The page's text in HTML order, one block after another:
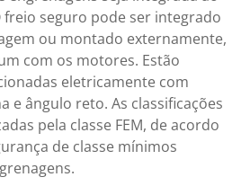
seguro pode ser integrado
ou montado externamente,
com os motores. Estão
eletricamente com
e ângulo reto. As classificações
pela classe FEM, de acordo
de classe mínimos